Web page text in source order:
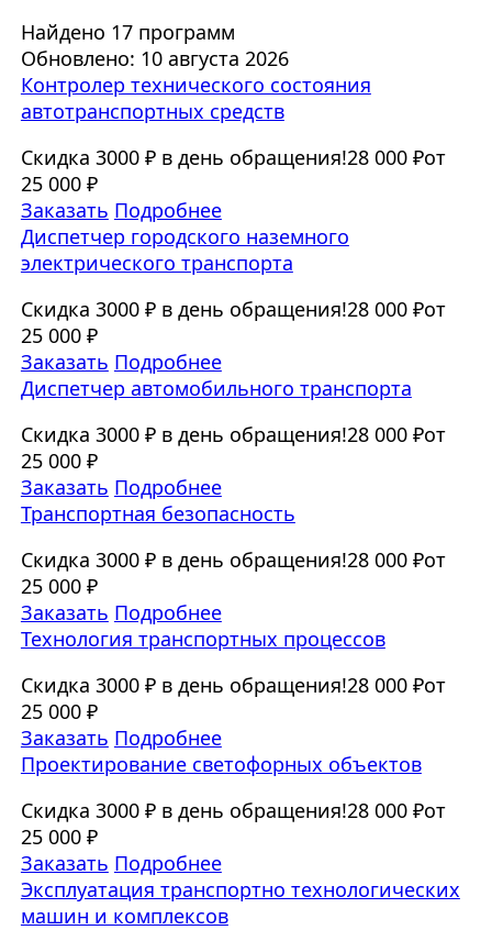
Найдено 17 программ
Обновлено: 10 августа 2026
Контролер технического состояния
автотранспортных средств
Скидка 3000 ₽ в день обращения!28 000 ₽от
25 000 ₽
Заказать Подробнее
Диспетчер городского наземного
электрического транспорта
Скидка 3000 ₽ в день обращения!28 000 ₽от
25 000 ₽
Заказать Подробнее
Диспетчер автомобильного транспорта
Скидка 3000 ₽ в день обращения!28 000 ₽от
25 000 ₽
Заказать Подробнее
Транспортная безопасность
Скидка 3000 ₽ в день обращения!28 000 ₽от
25 000 ₽
Заказать Подробнее
Технология транспортных процессов
Скидка 3000 ₽ в день обращения!28 000 ₽от
25 000 ₽
Заказать Подробнее
Проектирование светофорных объектов
Скидка 3000 ₽ в день обращения!28 000 ₽от
25 000 ₽
Заказать Подробнее
Эксплуатация транспортно технологических
машин и комплексов